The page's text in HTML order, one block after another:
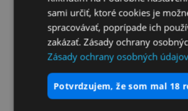
sami určiť, ktoré cookies je
spracovávať, poprípade ich
zakázať. Zásady ochrany
Zásady ochrany osobných údajov
potvrdzujem, že som mal